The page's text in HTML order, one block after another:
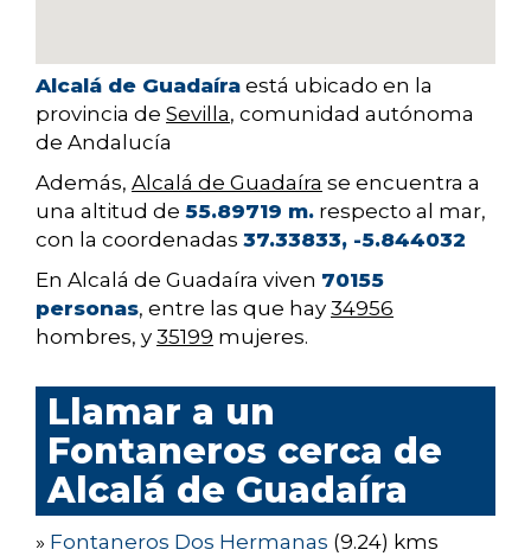
Alcalá de Guadaíra está ubicado en la
provincia de Sevilla, comunidad autónoma
de Andalucía
Además, Alcalá de Guadaíra se encuentra a
una altitud de 55.89719 m. respecto al mar,
con la coordenadas 37.33833, -5.844032
En Alcalá de Guadaíra viven 70155
personas, entre las que hay 34956
hombres, y 35199 mujeres.
Llamar a un
Fontaneros cerca de
Alcalá de Guadaíra
» Fontaneros Dos Hermanas (9.24) kms